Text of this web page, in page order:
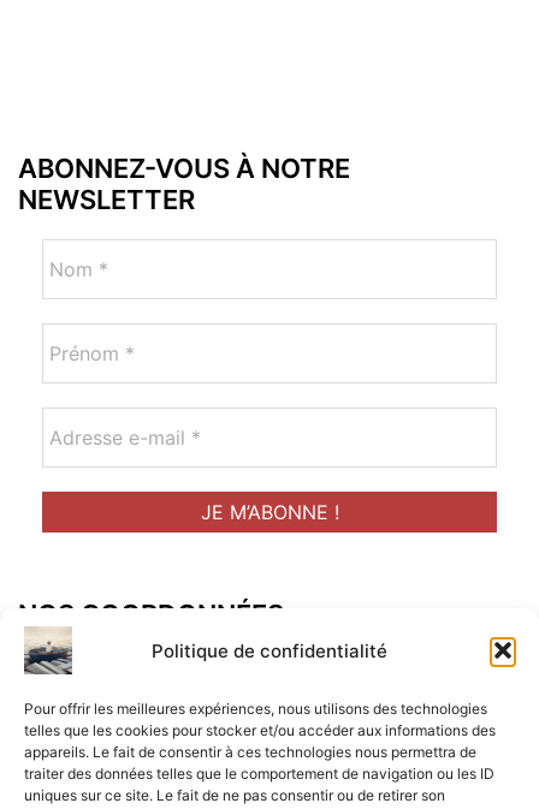
Politique de confidentialité
Pour offrir les meilleures expériences, nous utilisons des technologies
telles que les cookies pour stocker et/ou accéder aux informations des
appareils. Le fait de consentir à ces technologies nous permettra de
traiter des données telles que le comportement de navigation ou les ID
uniques sur ce site. Le fait de ne pas consentir ou de retirer son
ABONNEZ-VOUS À NOTRE
NEWSLETTER
NOS COORDONNÉES
Adresse postal :
ALCF
34 Rue René Brunen
33950 LEGE CAP-FERRET